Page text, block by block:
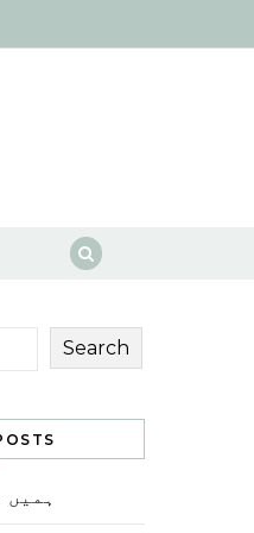
Search
ہمیں